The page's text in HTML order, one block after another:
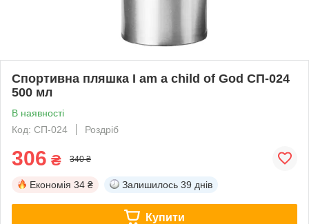
Спортивна пляшка I am a child of God СП-024
500 мл
В наявності
Код: СП-024
Роздріб
306 ₴ 340 ₴
Економія 34 ₴ Залишилось 39 днів
Купити